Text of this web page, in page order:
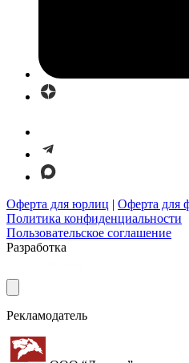
Оферта для юрлиц | Оферта для
Политика конфиденциальности
Пользовательское соглашение
Разработка
Рекламодатель